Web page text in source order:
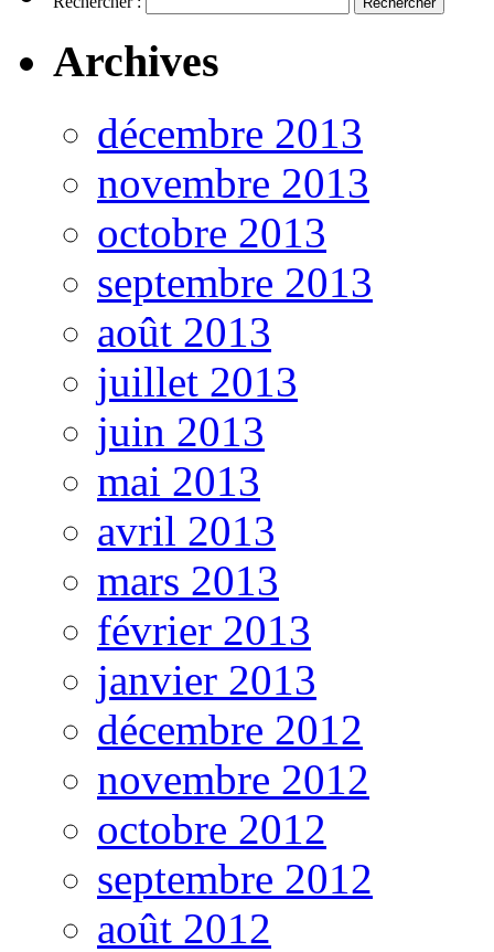
Archives
décembre 2013
novembre 2013
octobre 2013
septembre 2013
août 2013
juillet 2013
juin 2013
mai 2013
avril 2013
mars 2013
février 2013
janvier 2013
décembre 2012
novembre 2012
octobre 2012
septembre 2012
août 2012